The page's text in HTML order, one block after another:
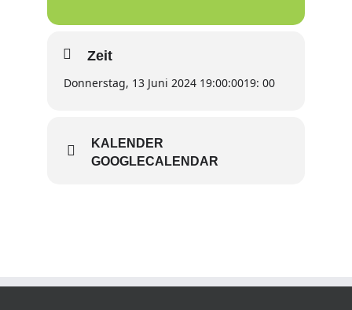
Zeit
Donnerstag, 13 Juni 2024 19:00:0019: 00
KALENDER
GOOGLECALENDAR